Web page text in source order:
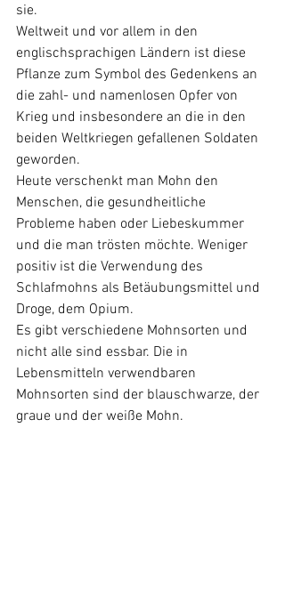
sie.
Weltweit und vor allem in den
englischsprachigen Ländern ist diese
Pflanze zum Symbol des Gedenkens an
die zahl- und namenlosen Opfer von
Krieg und insbesondere an die in den
beiden Weltkriegen gefallenen Soldaten
geworden.
Heute verschenkt man Mohn den
Menschen, die gesundheitliche
Probleme haben oder Liebeskummer
und die man trösten möchte. Weniger
positiv ist die Verwendung des
Schlafmohns als Betäubungsmittel und
Droge, dem Opium.
Es gibt verschiedene Mohnsorten und
nicht alle sind essbar. Die in
Lebensmitteln verwendbaren
Mohnsorten sind der blauschwarze, der
graue und der weiße Mohn.